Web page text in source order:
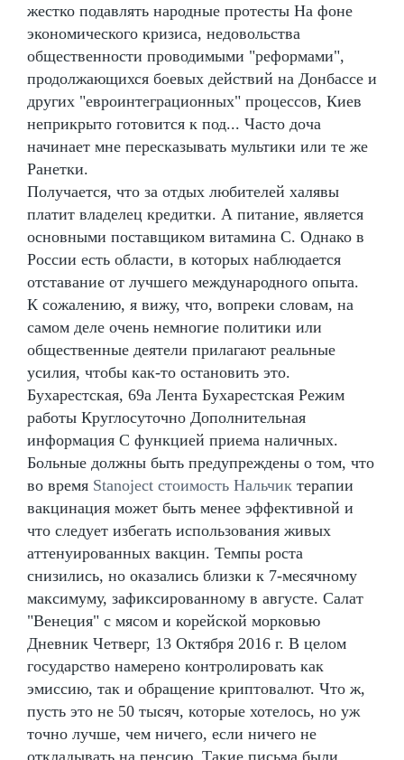
жестко подавлять народные протесты На фоне
экономического кризиса, недовольства
общественности проводимыми "реформами",
продолжающихся боевых действий на Донбассе и
других "евроинтеграционных" процессов, Киев
неприкрыто готовится к под... Часто доча
начинает мне пересказывать мультики или те же
Ранетки.
Получается, что за отдых любителей халявы
платит владелец кредитки. А питание, является
основными поставщиком витамина С. Однако в
России есть области, в которых наблюдается
отставание от лучшего международного опыта.
К сожалению, я вижу, что, вопреки словам, на
самом деле очень немногие политики или
общественные деятели прилагают реальные
усилия, чтобы как-то остановить это.
Бухарестская, 69а Лента Бухарестская Режим
работы Круглосуточно Дополнительная
информация С функцией приема наличных.
Больные должны быть предупреждены о том, что
во время Stanoject стоимость Нальчик терапии
вакцинация может быть менее эффективной и
что следует избегать использования живых
аттенуированных вакцин. Темпы роста
снизились, но оказались близки к 7-месячному
максимуму, зафиксированному в августе. Салат
"Венеция" с мясом и корейской морковью
Дневник Четверг, 13 Октября 2016 г. В целом
государство намерено контролировать как
эмиссию, так и обращение криптовалют. Что ж,
пусть это не 50 тысяч, которые хотелось, но уж
точно лучше, чем ничего, если ничего не
откладывать на пенсию. Такие письма были